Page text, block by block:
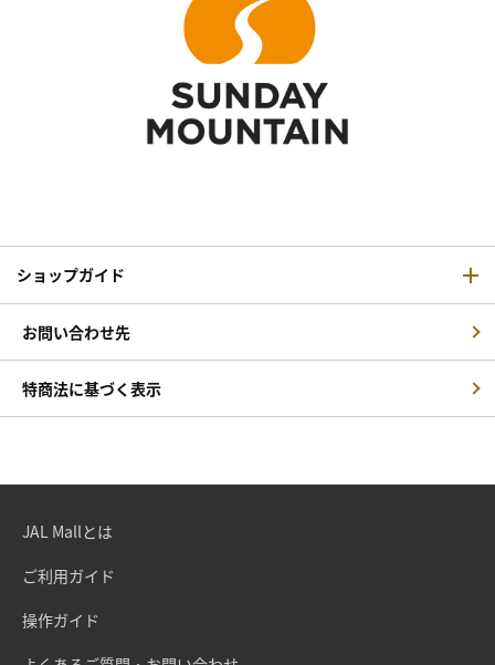
ショップガイド
お問い合わせ先
特商法に基づく表示
JAL Mallとは
ご利用ガイド
操作ガイド